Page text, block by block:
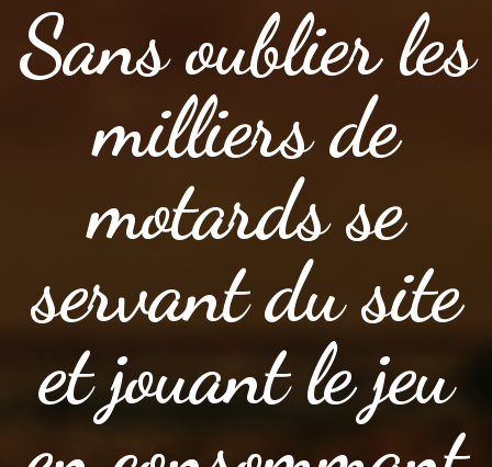
Sans oublier les
milliers de
motards se
servant du site
et jouant le jeu